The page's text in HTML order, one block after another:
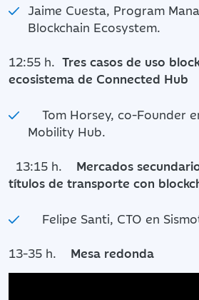
Jaime Cuesta, Program
Blockchain Ecosystem.
12:55 h. Tres casos de uso
ecosistema de Connected Hub
Tom Horsey, co-Founder
Mobility Hub.
13:15 h. Mercados
títulos de transporte con
Felipe Santi, CTO en
13-35 h. Mesa redonda